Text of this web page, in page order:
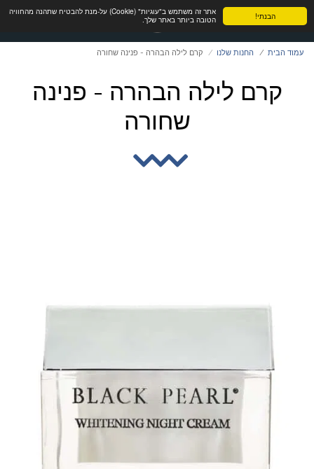
הבנתי!
אתר זה משתמש ב"עוגיות" (Cookie) על-מנת להבטיח שתהנה מהחוויה
הטובה ביותר באתר שלך.
עמוד הבית החנות שלנו קרם לילה הבהרה - פנינה שחורה
קרם לילה הבהרה - פנינה
שחורה